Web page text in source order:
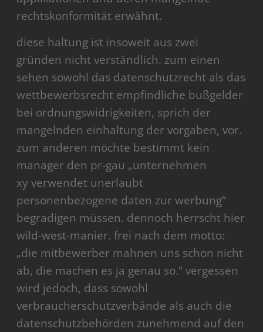
rechtskonformität erwähnt.
diese haltung ist insoweit aus zwei
gründen nicht verständlich. zum einen
sehen sowohl das datenschutzrecht als das
wettbewerbsrecht empfindliche bußgelder
bei ordnungswidrigkeiten, sprich der
mangelnden einhaltung der vorgaben, vor.
zum anderen möchte bestimmt kein
manager den pr-gau „unternehmen
xy verwendet unerlaubt
personenbezogene daten zur werbung“
begradigen müssen. dennoch herrscht hier
wild-west-manier. frei nach dem motto:
„die mitbewerber mahnen uns schon nicht
ab, die machen es ja genau so.“ vergessen
wird jedoch, dass sowohl
verbraucherschutzverbände als auch die
datenschutzbehörden zunehmend auf den